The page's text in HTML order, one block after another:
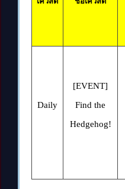
Daily
[EVENT]
Find the
Hedgehog!